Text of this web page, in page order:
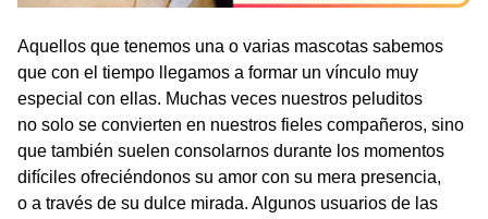
Aquellos que tenemos una o varias mascotas sabemos
que con el tiempo llegamos a formar un vínculo muy
especial con ellas. Muchas veces nuestros peluditos
no solo se convierten en nuestros fieles compañeros, sino
que también suelen consolarnos durante los momentos
difíciles ofreciéndonos su amor con su mera presencia,
o a través de su dulce mirada. Algunos usuarios de las